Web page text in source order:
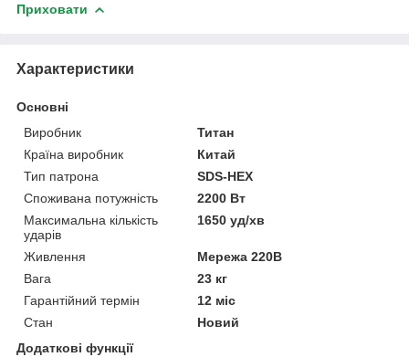
Приховати
Характеристики
Основні
Виробник
Титан
Країна виробник
Китай
Тип патрона
SDS-HEX
Споживана потужність
2200 Вт
Максимальна кількість
ударів
1650 уд/хв
Живлення
Мережа 220В
Вага
23 кг
Гарантійний термін
12 міс
Стан
Новий
Додаткові функції